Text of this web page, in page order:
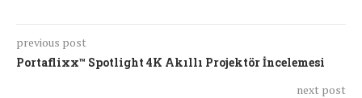
previous post
Portaflixx™ Spotlight 4K Akıllı Projektör İncelemesi
next post